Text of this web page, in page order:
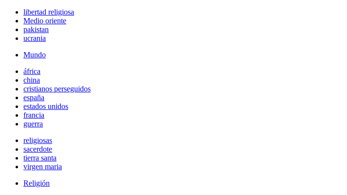
libertad religiosa
Medio oriente
pakistan
ucrania
Mundo
áfrica
china
cristianos perseguidos
españa
estados unidos
francia
guerra
religiosas
sacerdote
tierra santa
virgen maria
Religión